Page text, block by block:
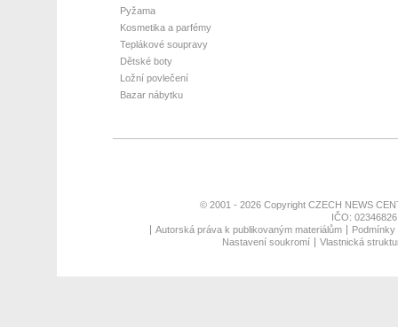
Pyžama
Kosmetika a parfémy
Teplákové soupravy
Dětské boty
Ložní povlečení
Bazar nábytku
© 2001 - 2026 Copyright CZECH NEWS
IČO:
Autorská práva k publikovaným materiálům
Nastavení soukromí
Vlastnická